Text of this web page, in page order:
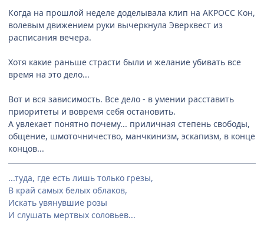
Когда на прошлой неделе доделывала клип на АКРОСС Кон,
волевым движением руки вычеркнула Эверквест из
расписания вечера.
Хотя какие раньше страсти были и желание убивать все
время на это дело...
Вот и вся зависимость. Все дело - в умении расставить
приоритеты и вовремя себя остановить.
А увлекает понятно почему... приличная степень свободы,
общение, шмоточничество, манчкинизм, эскапизм, в конце
концов...
...туда, где есть лишь только грезы,
В край самых белых облаков,
Искать увянувшие розы
И слушать мертвых соловьев...